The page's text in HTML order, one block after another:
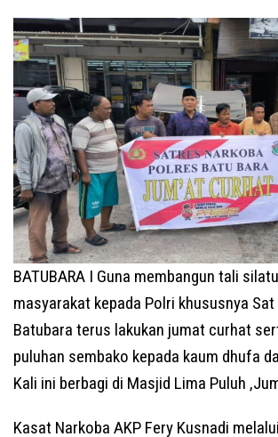
BATUBARA I Guna membangun tali
masyarakat kepada Polri khususnya
Batubara terus lakukan jumat curhat
puluhan sembako kepada kaum dhufa
Kali ini berbagi di Masjid Lima Puluh
Kasat Narkoba AKP Fery Kusnadi